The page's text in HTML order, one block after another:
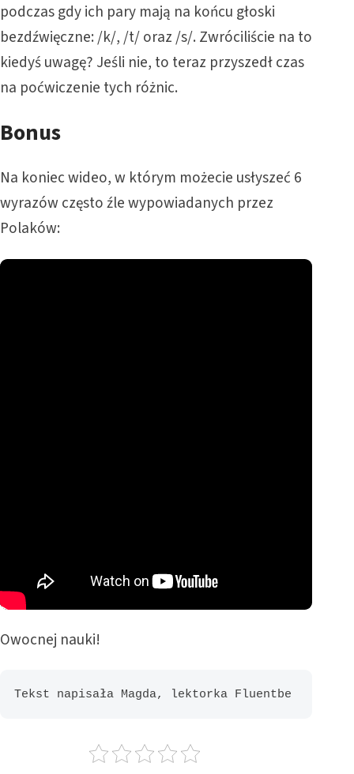
podczas gdy ich pary mają na końcu głoski
bezdźwięczne: /k/, /t/ oraz /s/. Zwróciliście na to
kiedyś uwagę? Jeśli nie, to teraz przyszedł czas
na poćwiczenie tych różnic.
Bonus
Na koniec wideo, w którym możecie usłyszeć 6
wyrazów często źle wypowiadanych przez
Polaków:
Owocnej nauki!
Tekst napisała Magda, lektorka Fluentbe